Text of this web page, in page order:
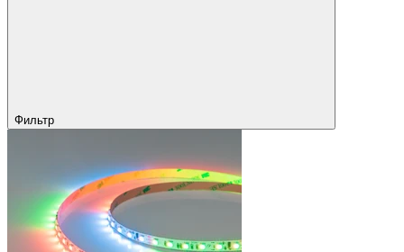
Фильтр